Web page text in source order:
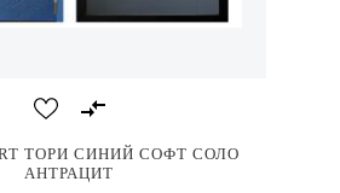
ТОРИ СИНИЙ СОФТ СОЛО
АНТРАЦИТ